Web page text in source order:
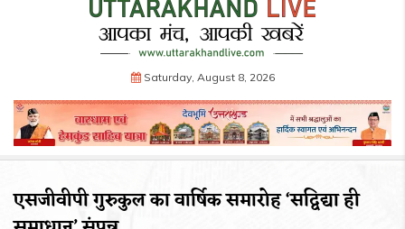
Saturday, August 8, 2026
एसजीवीपी गुरुकुल का वार्षिक समारोह ‘सद्विद्या ही